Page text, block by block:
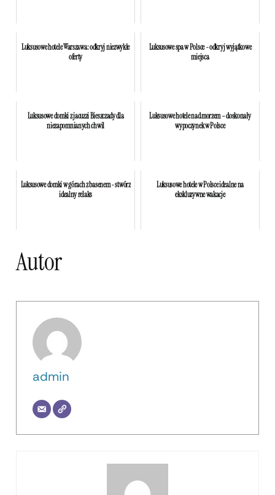
Luksusowe hotele Warszawa: odkryj niezwykłe
oferty
Luksusowe spa w Polsce - odkryj wyjątkowe
miejsca
Luksusowe domki z jacuzzi Bieszczady dla
niezapomnianych chwil
Luksusowe hotele nad morzem – doskonały
wypoczynek w Polsce
Luksusowe domki w górach z basenem - stwórz
idealny relaks
Luksusowe hotele w Polsce idealne na
ekskluzywne wakacje
Autor
admin